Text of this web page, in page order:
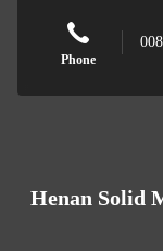
Phone
Henan Solid